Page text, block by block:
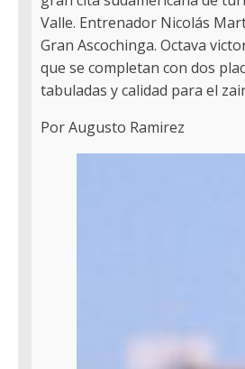
Valle. Entrenador Nicolás
Gran Ascochinga. Octava
que se completan con dos
tabuladas y calidad para el
Por Augusto Ramirez